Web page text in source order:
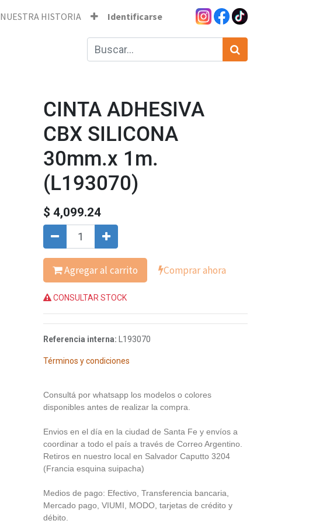
NUESTRA HISTORIA Identificarse
CINTA ADHESIVA
CBX SILICONA
30mm.x 1m.
(L193070)
$ 4,099.24
Agregar al carrito Comprar ahora
CONSULTAR STOCK
Referencia interna: L193070
Términos y condiciones
Consultá por whatsapp los modelos o colores
disponibles antes de realizar la compra.
Envios en el día en la ciudad de Santa Fe y envíos a
coordinar a todo el país a través de Correo Argentino.
Retiros en nuestro local en Salvador Caputto 3204
(Francia esquina suipacha)
Medios de pago: Efectivo, Transferencia bancaria,
Mercado pago, VIUMI, MODO, tarjetas de crédito y
débito.